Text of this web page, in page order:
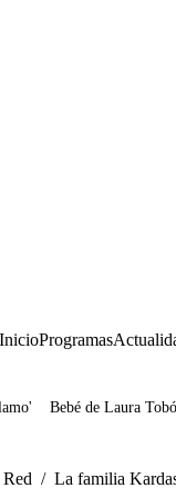
InicioProgramas
Bebé de Laura
/ La familia